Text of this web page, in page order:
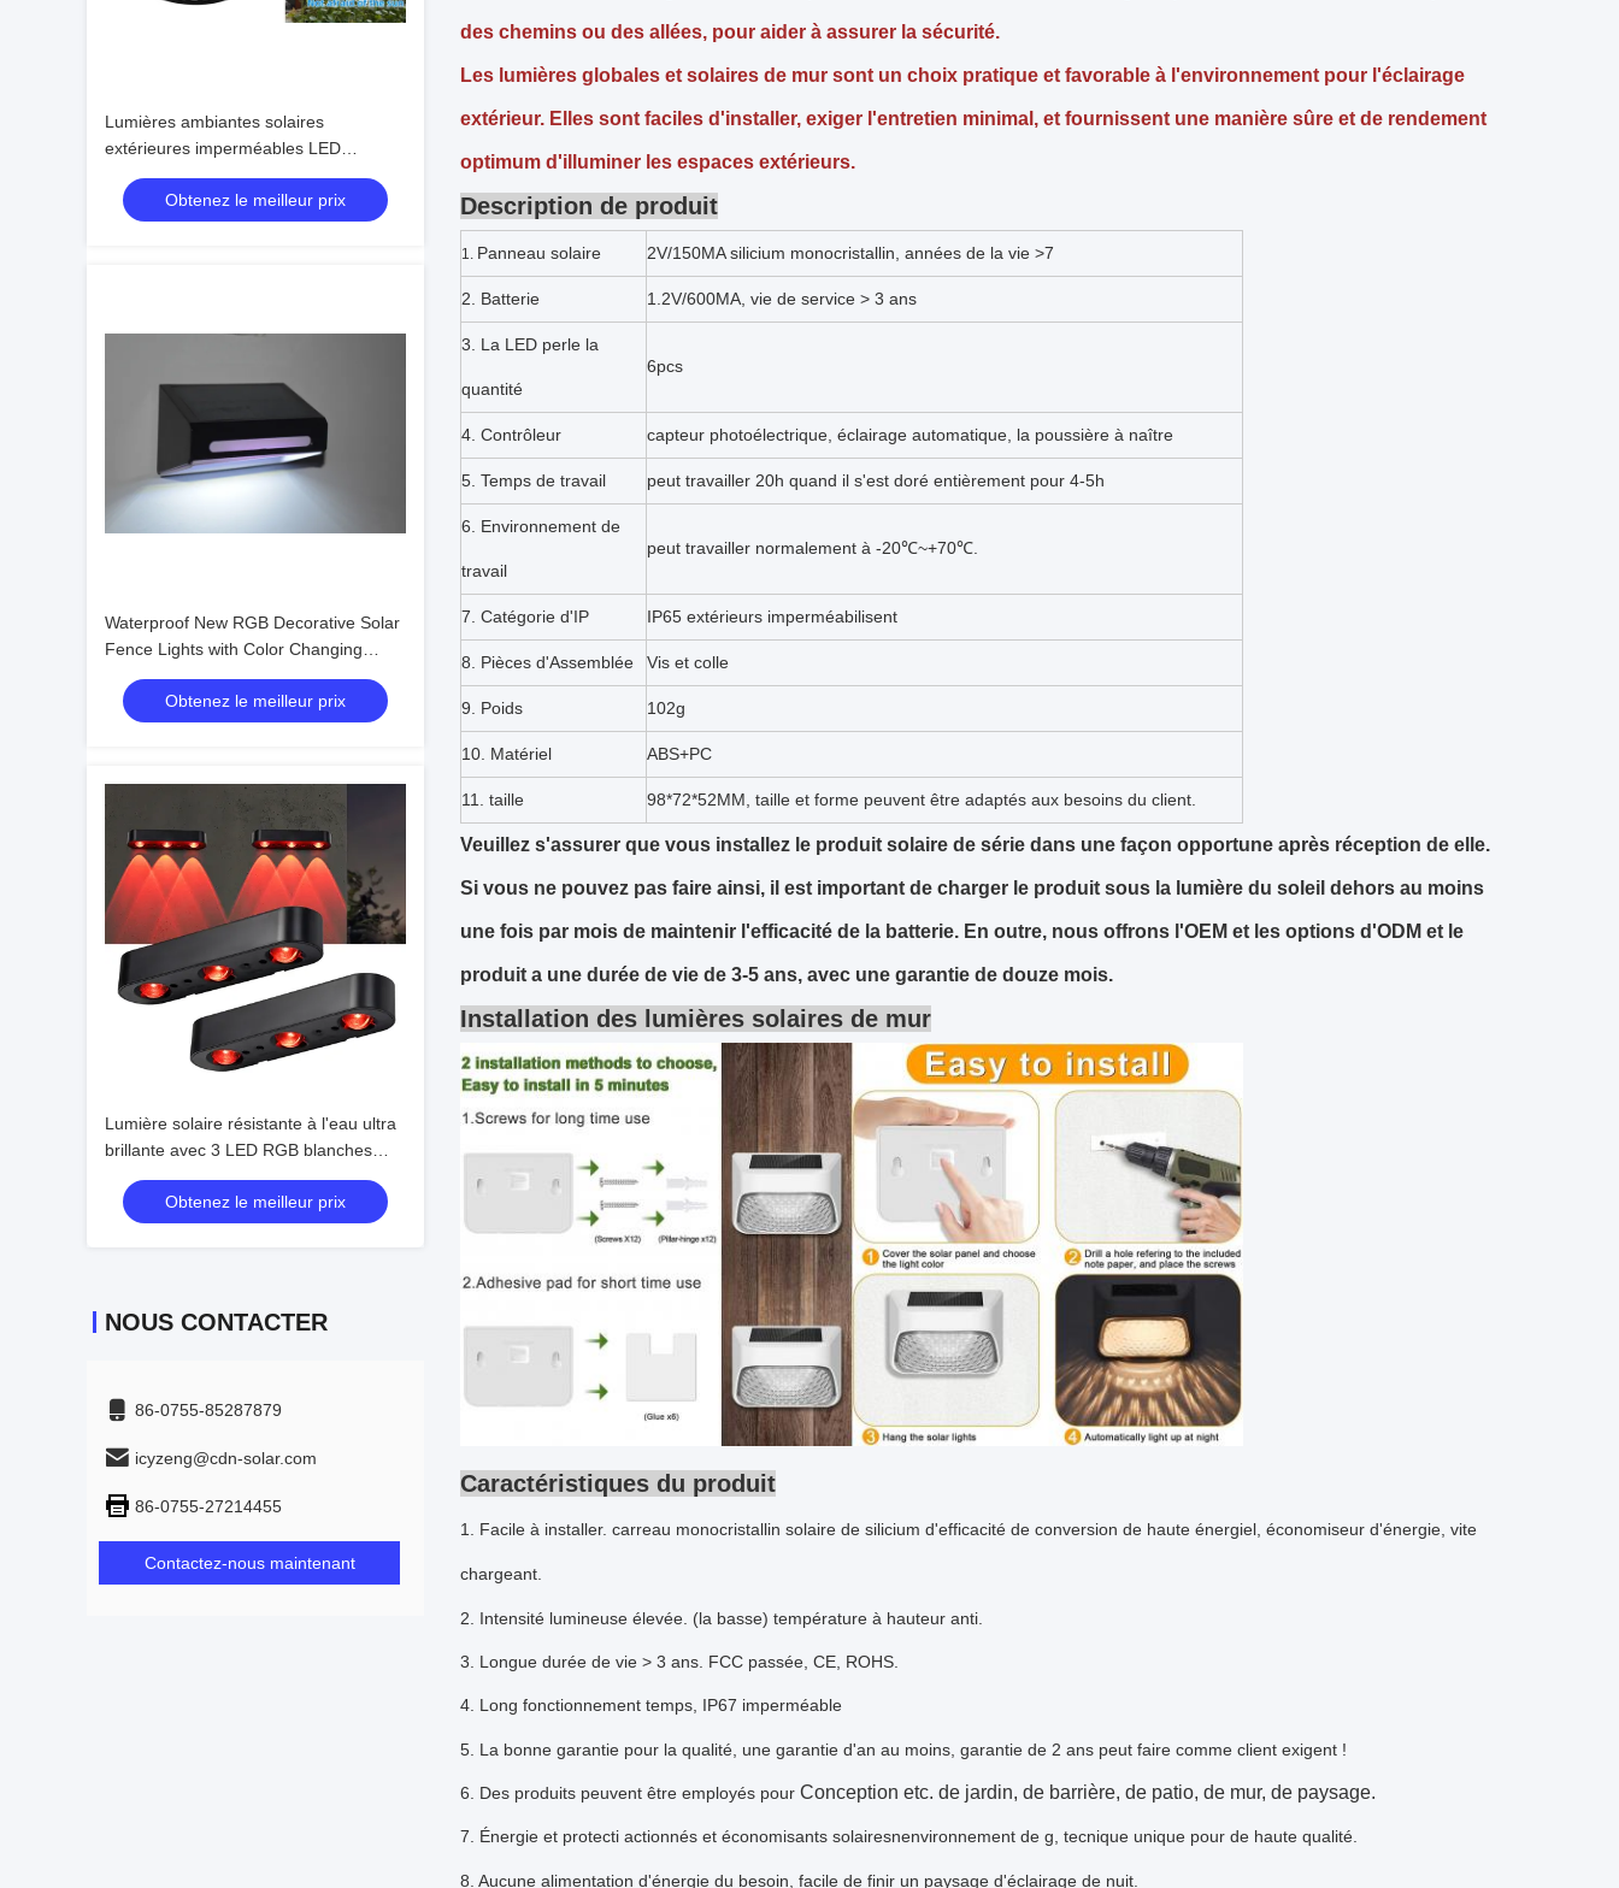
Lumières ambiantes solaires
extérieures imperméables LED
allumant la lumière solaire de mur pour
le parc
Obtenez le meilleur prix
Waterproof New RGB Decorative Solar
Fence Lights with Color Changing
Warm White Mode
Obtenez le meilleur prix
Lumière solaire résistante à l'eau ultra
brillante avec 3 LED RGB blanches
chaudes (2 paquets)
Obtenez le meilleur prix
NOUS CONTACTER
86-0755-85287879
icyzeng@cdn-solar.com
86-0755-27214455
Contactez-nous maintenant
des chemins ou des allées, pour aider à assurer la sécurité.
Les lumières globales et solaires de mur sont un choix pratique et favorable à l'environnement pour l'éclairage
extérieur. Elles sont faciles d'installer, exiger l'entretien minimal, et fournissent une manière sûre et de rendement
optimum d'illuminer les espaces extérieurs.
Description de produit
1. Panneau solaire 2V/150MA silicium monocristallin, années de la vie >7
2. Batterie 1.2V/600MA, vie de service > 3 ans
3. La LED perle la
quantité
6pcs
4. Contrôleur capteur photoélectrique, éclairage automatique, la poussière à naître
5. Temps de travail peut travailler 20h quand il s'est doré entièrement pour 4-5h
6. Environnement de
travail
peut travailler normalement à -20℃~+70℃.
7. Catégorie d'IP IP65 extérieurs imperméabilisent
8. Pièces d'Assemblée Vis et colle
9. Poids 102g
10. Matériel ABS+PC
11. taille 98*72*52MM , taille et forme peuvent être adaptés aux besoins du client.
Veuillez s'assurer que vous installez le produit solaire de série dans une façon opportune après réception de elle.
Si vous ne pouvez pas faire ainsi, il est important de charger le produit sous la lumière du soleil dehors au moins
une fois par mois de maintenir l'efficacité de la batterie. En outre, nous offrons l'OEM et les options d'ODM et le
produit a une durée de vie de 3-5 ans, avec une garantie de douze mois.
Installation des lumières solaires de mur
Caractéristiques du produit
1. Facile à installer. carreau monocristallin solaire de silicium d'efficacité de conversion de haute énergiel, économiseur d'énergie, vite
chargeant.
2. Intensité lumineuse élevée. (la basse) température à hauteur anti.
3. Longue durée de vie > 3 ans. FCC passée, CE, ROHS.
4. Long fonctionnement temps, IP67 imperméable
5. La bonne garantie pour la qualité, une garantie d'an au moins, garantie de 2 ans peut faire comme client exigent !
6. Des produits peuvent être employés pour Conception etc. de jardin, de barrière, de patio, de mur, de paysage.
7. Énergie et protecti actionnés et économisants solairesnenvironnement de g, tecnique unique pour de haute qualité.
8. Aucune alimentation d'énergie du besoin, facile de finir un paysage d'éclairage de nuit.